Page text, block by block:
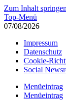
Zum Inhalt springen
Top-Menü
07/08/2026
Impressum
Datenschutz
Cookie-
Social
Menüeintrag
Menüeintrag